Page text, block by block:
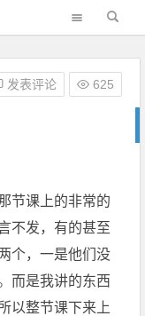
发表评论 625
课上的非常的
不发，有的甚至
个，一是他们没
而是我讲的东西
以整节课下来上